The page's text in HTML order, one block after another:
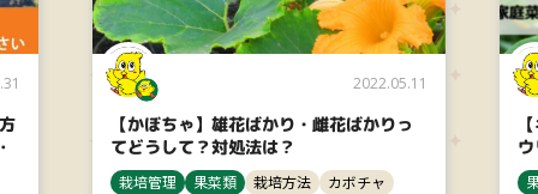
2022.05.11
【かぼちゃ】雄花ばかり・雌花ばかりっ
てどうして？対処法は？
栽培管理 果菜類 栽培方法 カボチャ